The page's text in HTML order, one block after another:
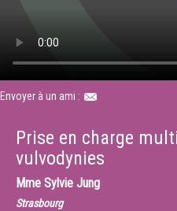
Envoyer à un ami :
Prise en charge
vulvodynies
Mme Sylvie Jung
Strasbourg